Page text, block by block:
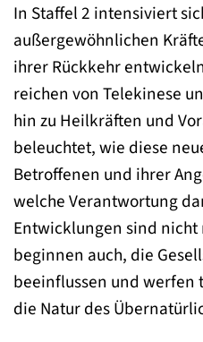
In Staffel 2 intensiviert
außergewöhnlichen
ihrer Rückkehr
reichen von Telekinese
hin zu Heilkräften und
beleuchtet, wie diese
Betroffenen und ihrer
welche Verantwortung
Entwicklungen sind
beginnen auch, die
beeinflussen und
die Natur des